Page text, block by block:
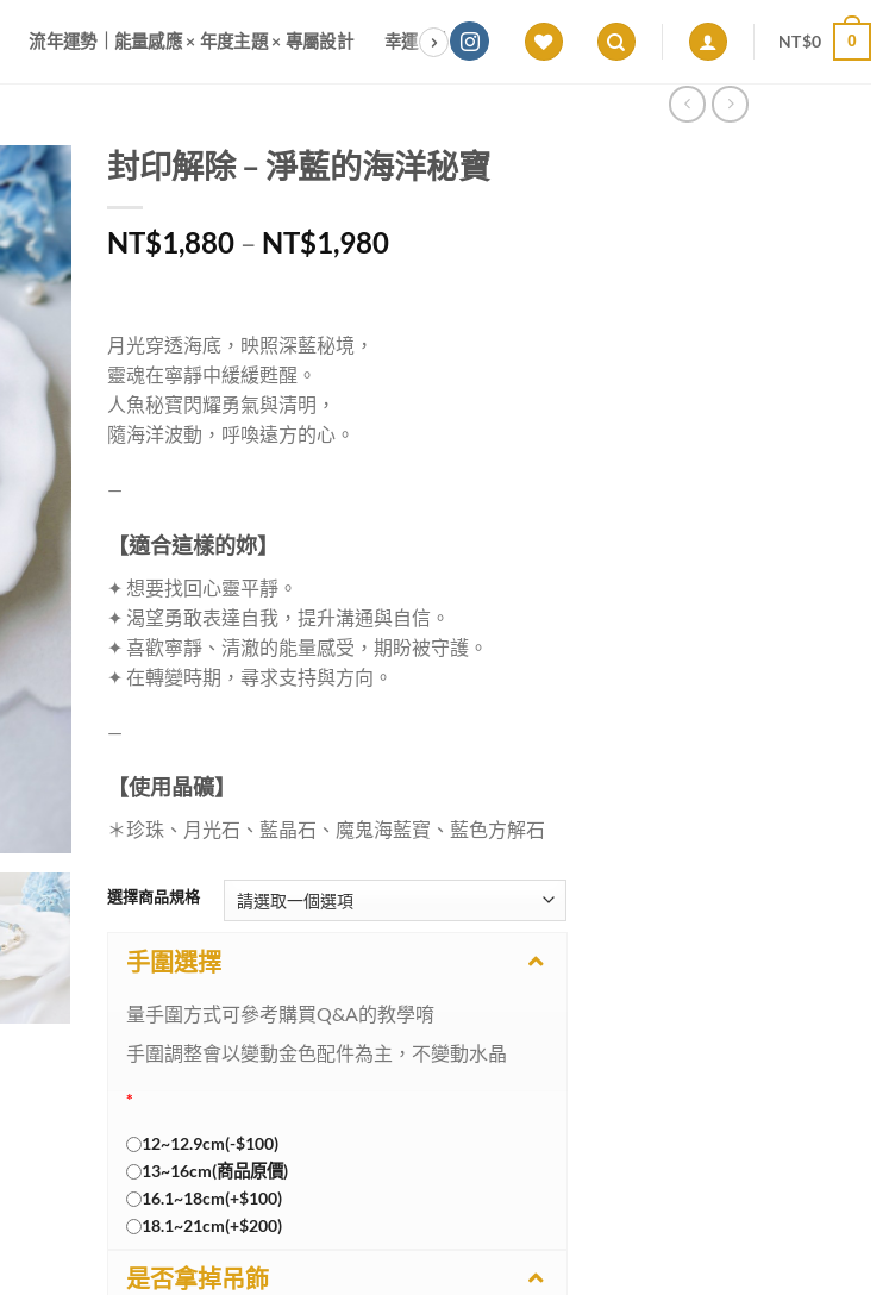
流年運勢｜能量感應 × 年度主題 × 專屬設計 幸運色｜能量感應 × 色彩頻率 × 專屬設計 願望顯化｜意圖啟動
NT$0 0
封印解除 – 淨藍的海洋秘寶
NT$1,880 – NT$1,980價
月光穿透海底，映照深藍秘境，
靈魂在寧靜中緩緩甦醒。
人魚秘寶閃耀勇氣與清明，
隨海洋波動，呼喚遠方的心。
—
【適合這樣的妳】
✦ 想要找回心靈平靜。
✦ 渴望勇敢表達自我，提升溝通與自信。
✦ 喜歡寧靜、清澈的能量感受，期盼被守護。
✦ 在轉變時期，尋求支持與方向。
—
【使用晶礦】
＊珍珠、月光石、藍晶石、魔鬼海藍寶、藍色方解石
選擇商品規格
手圍選擇
量手圍方式可參考購買Q&A的教學唷
手圍調整會以變動金色配件為主，不變動水晶
*
12~12.9cm(-$100)
13~16cm(商品原價)
16.1~18cm(+$100)
18.1~21cm(+$200)
是否拿掉吊飾